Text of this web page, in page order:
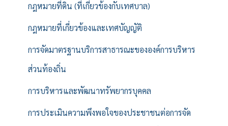
กฎหมายที่ดิน (ที่เกี่ยวข้องกับเทศบาล)
กฎหมายที่เกี่ยวข้องและเทศบัญญัติ
การจัดมาตรฐานบริการสาธารณะขององค์การบริหาร
ส่วนท้องถิ่น
การบริหารและพัฒนาทรัพยากรบุคคล
การประเมินความพึงพอใจของประชาชนต่อการจัด